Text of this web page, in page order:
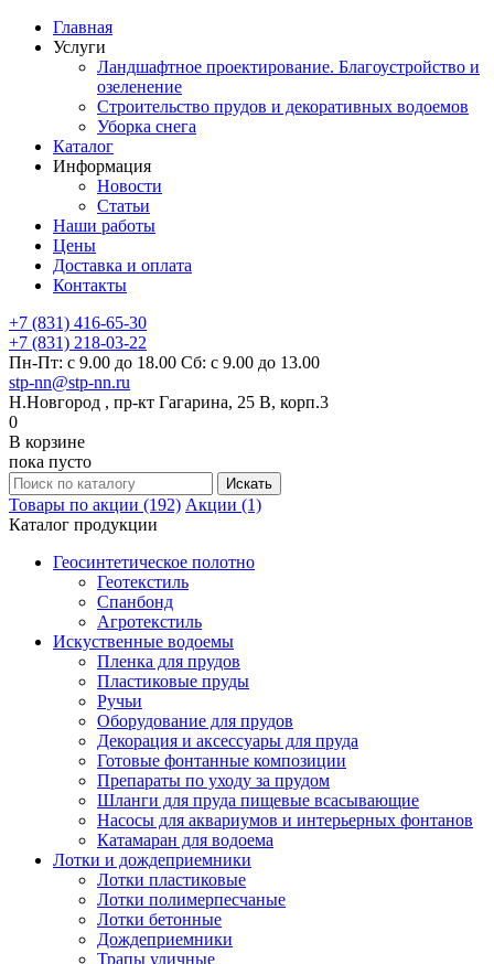
Главная
Услуги
Ландшафтное проектирование. Благоустройство и
озеленение
Строительство прудов и декоративных водоемов
Уборка снега
Каталог
Информация
Новости
Статьи
Наши работы
Цены
Доставка и оплата
Контакты
+7 (831) 416-65-30
+7 (831) 218-03-22
Пн-Пт: с 9.00 до 18.00 Сб: с 9.00 до 13.00
stp-nn@stp-nn.ru
Н.Новгород , пр-кт Гагарина, 25 В, корп.3
0
В корзине
пока пусто
Товары по акции (192) Акции (1)
Каталог продукции
Геосинтетическое полотно
Геотекстиль
Спанбонд
Агротекстиль
Искуственные водоемы
Пленка для прудов
Пластиковые пруды
Ручьи
Оборудование для прудов
Декорация и аксессуары для пруда
Готовые фонтанные композиции
Препараты по уходу за прудом
Шланги для пруда пищевые всасывающие
Насосы для аквариумов и интерьерных фонтанов
Катамаран для водоема
Лотки и дождеприемники
Лотки пластиковые
Лотки полимерпесчаные
Лотки бетонные
Дождеприемники
Трапы уличные